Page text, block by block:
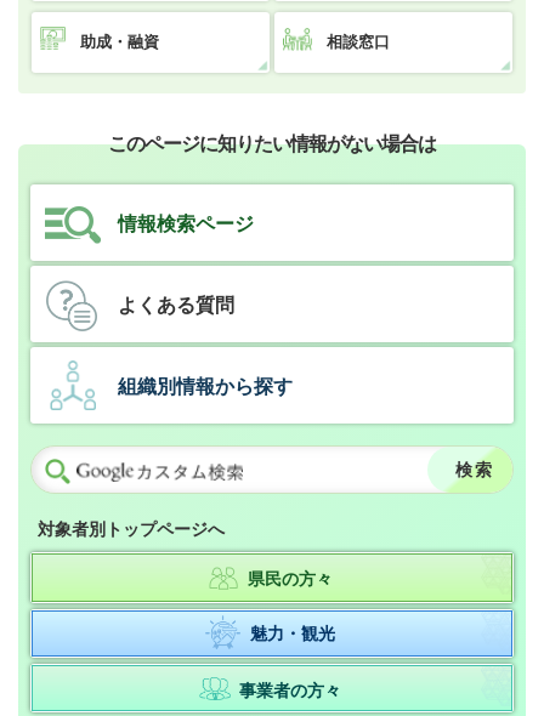
助成・融資 相談窓口
このページに知りたい情報がない場合は
情報検索ページ
よくある質問
組織別情報から探す
対象者別トップページへ
県民の方々
魅力・観光
事業者の方々